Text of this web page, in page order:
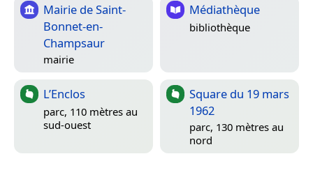
Mairie de Saint-
Bonnet-en-
Champsaur
mairie
Médiathèque
bibliothèque
L’Enclos
parc, 110 mètres au
sud-ouest
Square du 19 mars
1962
parc, 130 mètres au
nord